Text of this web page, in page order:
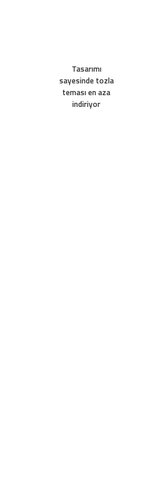
Tasarımı
sayesinde tozla
teması en aza
indiriyor